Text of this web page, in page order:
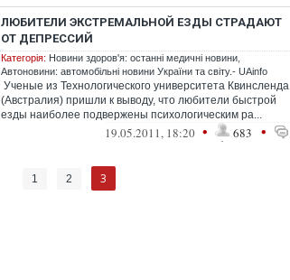
ЛЮБИТЕЛИ ЭКСТРЕМАЛЬНОЙ ЕЗДЫ СТРАДАЮТ
ОТ ДЕПРЕССИЙ
Категорія: Новини здоров'я: останні медичні новини
Автоновини: автомобільні новини України та світу.- UAinfo
Ученые из Технологического университета Квинсленда
(Австралия) пришли к выводу, что любители быстрой
езды наиболее подвержены психологическим ра...
19.05.2011, 18:20 • 683 •
1 2 3